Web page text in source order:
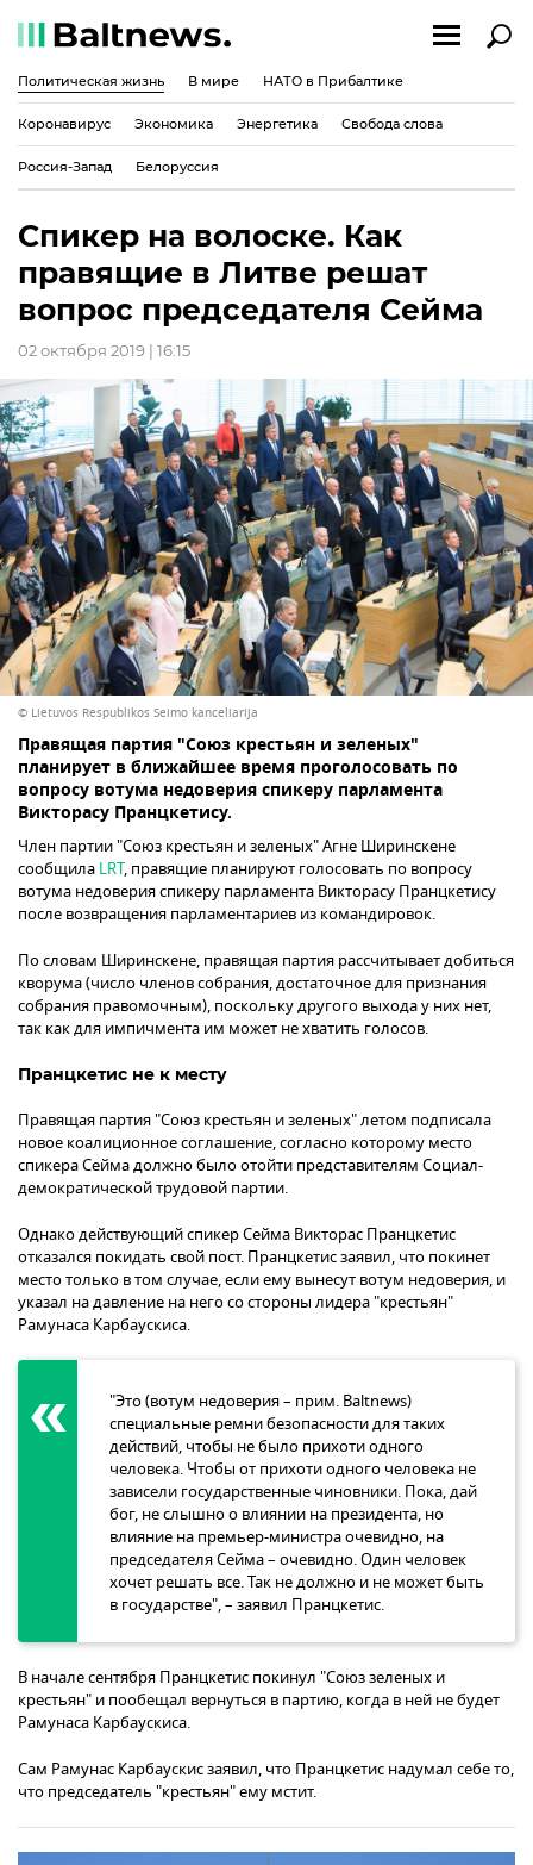
Политическая жизнь В мире НАТО в Прибалтике
Коронавирус Экономика Энергетика Свобода слова
Россия-Запад Белоруссия
Спикер на волоске. Как
правящие в Литве решат
вопрос председателя Сейма
02 октября 2019 | 16:15
© Lietuvos Respublikos Seimo kanceliarija
Правящая партия "Союз крестьян и зеленых"
планирует в ближайшее время проголосовать по
вопросу вотума недоверия спикеру парламента
Викторасу Пранцкетису.
Член партии "Союз крестьян и зеленых" Агне Ширинскене
сообщила LRT, правящие планируют голосовать по вопросу
вотума недоверия спикеру парламента Викторасу Пранцкетису
после возвращения парламентариев из командировок.
По словам Ширинскене, правящая партия рассчитывает добиться
кворума (число членов собрания, достаточное для признания
собрания правомочным), поскольку другого выхода у них нет,
так как для импичмента им может не хватить голосов.
Пранцкетис не к месту
Правящая партия "Союз крестьян и зеленых" летом подписала
новое коалиционное соглашение, согласно которому место
спикера Сейма должно было отойти представителям Социал-
демократической трудовой партии.
Однако действующий спикер Сейма Викторас Пранцкетис
отказался покидать свой пост. Пранцкетис заявил, что покинет
место только в том случае, если ему вынесут вотум недоверия, и
указал на давление на него со стороны лидера "крестьян"
Рамунаса Карбаускиса.
"Это (вотум недоверия – прим. Baltnews)
специальные ремни безопасности для таких
действий, чтобы не было прихоти одного
человека. Чтобы от прихоти одного человека не
зависели государственные чиновники. Пока, дай
бог, не слышно о влиянии на президента, но
влияние на премьер-министра очевидно, на
председателя Сейма – очевидно. Один человек
хочет решать все. Так не должно и не может быть
в государстве", – заявил Пранцкетис.
В начале сентября Пранцкетис покинул "Союз зеленых и
крестьян" и пообещал вернуться в партию, когда в ней не будет
Рамунаса Карбаускиса.
Сам Рамунас Карбаускис заявил, что Пранцкетис надумал себе то,
что председатель "крестьян" ему мстит.